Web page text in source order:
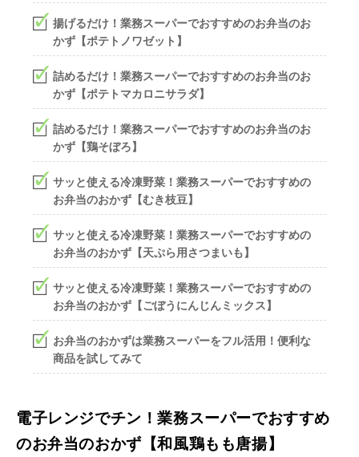
揚げるだけ！業務スーパーでおすすめのお弁当のお
かず【ポテトノワゼット】
詰めるだけ！業務スーパーでおすすめのお弁当のお
かず【ポテトマカロニサラダ】
詰めるだけ！業務スーパーでおすすめのお弁当のお
かず【鶏そぼろ】
サッと使える冷凍野菜！業務スーパーでおすすめの
お弁当のおかず【むき枝豆】
サッと使える冷凍野菜！業務スーパーでおすすめの
お弁当のおかず【天ぷら用さつまいも】
サッと使える冷凍野菜！業務スーパーでおすすめの
お弁当のおかず【ごぼうにんじんミックス】
お弁当のおかずは業務スーパーをフル活用！便利な
商品を試してみて
電子レンジでチン！業務スーパーでおすすめ
のお弁当のおかず【和風鶏もも唐揚】